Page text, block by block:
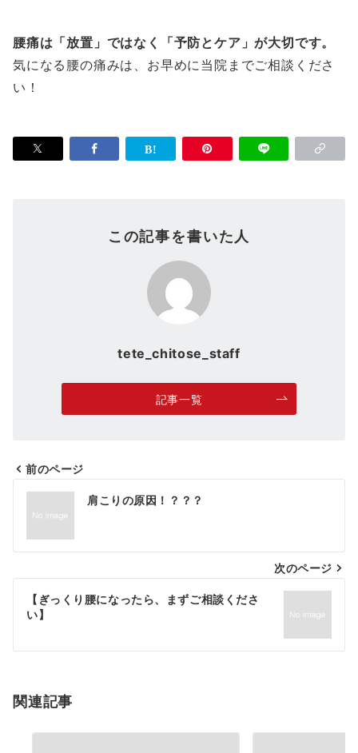
腰痛は「放置」ではなく「予防とケア」が大切です。
気になる腰の痛みは、お早めに当院までご相談くださ
い！
この記事を書いた人
tete_chitose_staff
記事一覧
投
ナ
ビ
シ
ン
前のページ
肩こりの原因！？？？
次のページ
【ぎっくり腰になったら、まずご相談くださ
い】
関連記事